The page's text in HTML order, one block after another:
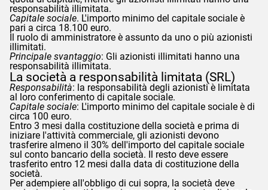
responsabilità illimitata.
Capitale sociale. L'importo minimo del capitale sociale è
pari a circa 18.100 euro.
Il ruolo di amministratore è assunto da uno o più azionisti
illimitati.
Principale svantaggio: Gli azionisti illimitati hanno una
responsabilità illimitata.
La società a responsabilità limitata (SRL)
Responsabilità: la responsabilità degli azionisti è limitata
al loro conferimento di capitale sociale.
Capitale sociale: L'importo minimo del capitale sociale è di
circa 100 euro.
Entro 3 mesi dalla costituzione della società e prima di
iniziare l'attività commerciale, gli azionisti devono
trasferire almeno il 30% dell'importo del capitale sociale
sul conto bancario della società. Il resto deve essere
trasferito entro 12 mesi dalla data di costituzione della
società.
Per adempiere all'obbligo di cui sopra, la società deve